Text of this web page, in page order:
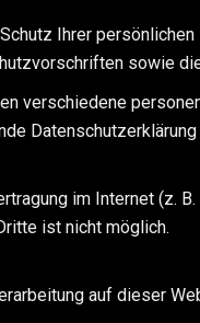
Ihrer
sowie
verschiedene
im Internet (z.
ist nicht möglich.
auf dieser